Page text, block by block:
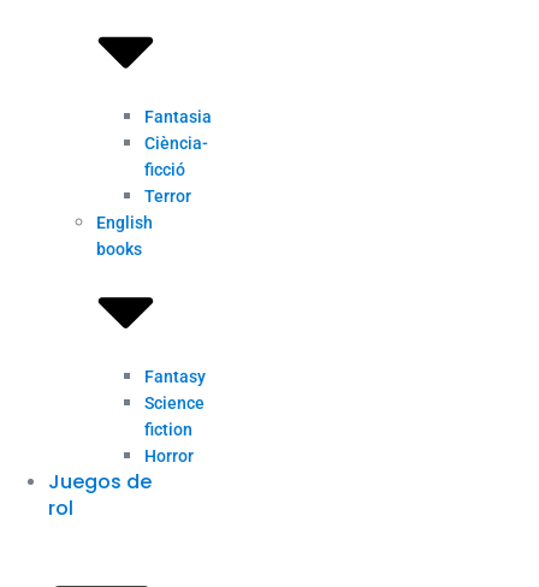
Fantasia
Ciència-
ficció
Terror
English
books
Fantasy
Science
fiction
Horror
Juegos de
rol